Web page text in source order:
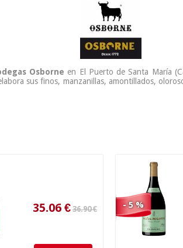
Osborne en El Puerto de Santa María
sus finos, manzanillas, amontillados,
- 5 %